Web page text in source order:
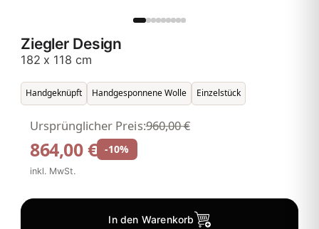
Ziegler Design
182 x 118 cm
Handgeknüpft Handgesponnene Wolle Einzelstück
864,00 €
Ursprünglicher Preis:960,00 €
-10%
inkl. MwSt.
In den Warenkorb